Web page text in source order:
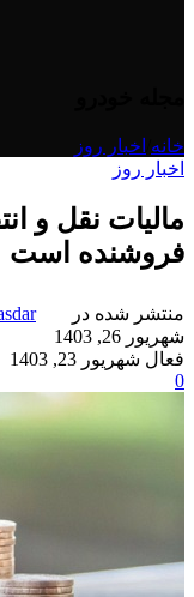
خانه اخبار روز
اخبار روز
مالیات نقل و
فروشنده است
منتشر شده در
شهریور 26, 1403
فعال شهریور 23, 1403
0